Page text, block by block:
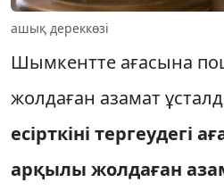
ашық дереккөзі
Шымкентте ағасына
жолдаған азамат
есірткіні тергеудегі
арқылы жолдаған